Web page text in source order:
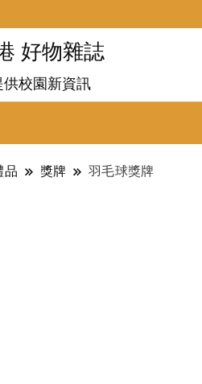
好物雜誌
供校園新資訊
品 獎牌 羽毛球獎牌